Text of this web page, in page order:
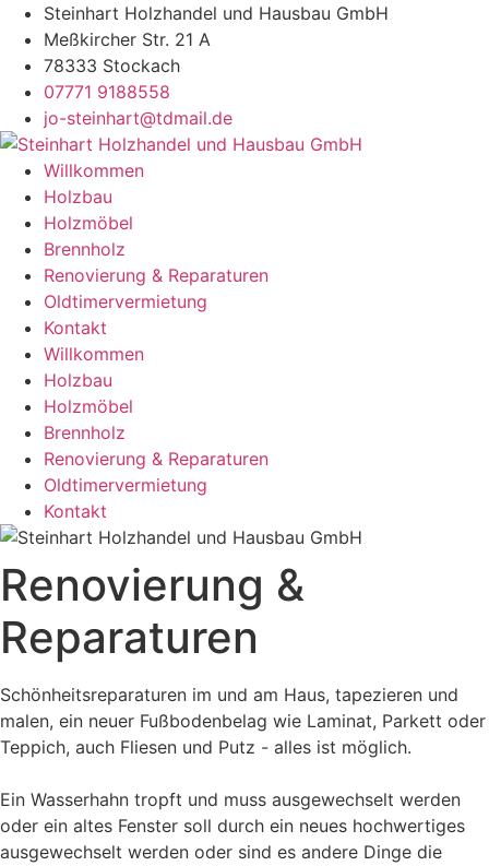
springen
Steinhart Holzhandel und Hausbau GmbH
Meßkircher Str. 21 A
78333 Stockach
07771 9188558
jo-steinhart@tdmail.de
Willkommen
Holzbau
Holzmöbel
Brennholz
Renovierung & Reparaturen
Oldtimervermietung
Kontakt
Willkommen
Holzbau
Holzmöbel
Brennholz
Renovierung & Reparaturen
Oldtimervermietung
Kontakt
Renovierung &
Reparaturen
Schönheitsreparaturen im und am Haus, tapezieren und
malen, ein neuer Fußbodenbelag wie Laminat, Parkett oder
Teppich, auch Fliesen und Putz - alles ist möglich.
Ein Wasserhahn tropft und muss ausgewechselt werden
oder ein altes Fenster soll durch ein neues hochwertiges
ausgewechselt werden oder sind es andere Dinge die